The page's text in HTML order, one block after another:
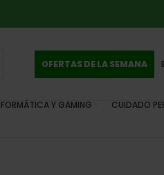
OFERTAS DE LA SEMANA
Y GAMING CUIDADO